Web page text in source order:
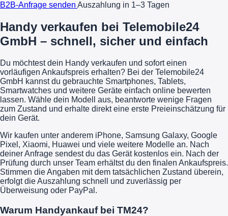
B2B-Anfrage senden Auszahlung in 1–3 Tagen
Handy verkaufen bei Telemobile24
GmbH – schnell, sicher und einfach
Du möchtest dein Handy verkaufen und sofort einen
vorläufigen Ankaufspreis erhalten? Bei der Telemobile24
GmbH kannst du gebrauchte Smartphones, Tablets,
Smartwatches und weitere Geräte einfach online bewerten
lassen. Wähle dein Modell aus, beantworte wenige Fragen
zum Zustand und erhalte direkt eine erste Preieinschätzung für
dein Gerät.
Wir kaufen unter anderem iPhone, Samsung Galaxy, Google
Pixel, Xiaomi, Huawei und viele weitere Modelle an. Nach
deiner Anfrage sendest du das Gerät kostenlos ein. Nach der
Prüfung durch unser Team erhältst du den finalen Ankaufspreis.
Stimmen die Angaben mit dem tatsächlichen Zustand überein,
erfolgt die Auszahlung schnell und zuverlässig per
Überweisung oder PayPal.
Warum Handyankauf bei TM24?